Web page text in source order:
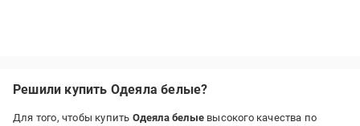
Решили купить Одеяла белые?
Для того, чтобы купить Одеяла белые высокого качества по